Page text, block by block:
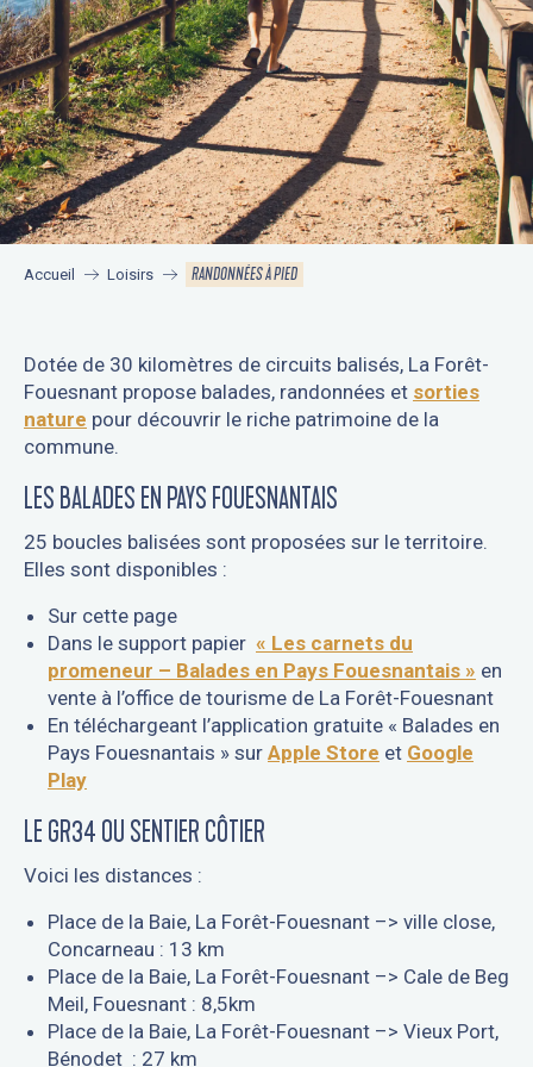
Accueil Loisirs RANDONNÉES À PIED
Dotée de 30 kilomètres de circuits balisés, La Forêt-
Fouesnant propose balades, randonnées et sorties
nature pour découvrir le riche patrimoine de la
commune.
LES BALADES EN PAYS FOUESNANTAIS
25 boucles balisées sont proposées sur le territoire.
Elles sont disponibles :
Sur cette page
Dans le support papier « Les carnets du
promeneur – Balades en Pays Fouesnantais » en
vente à l’office de tourisme de La Forêt-Fouesnant
En téléchargeant l’application gratuite « Balades en
Pays Fouesnantais » sur Apple Store et Google
Play
LE GR34 OU SENTIER CÔTIER
Voici les distances :
Place de la Baie, La Forêt-Fouesnant –> ville close,
Concarneau : 13 km
Place de la Baie, La Forêt-Fouesnant –> Cale de Beg
Meil, Fouesnant : 8,5km
Place de la Baie, La Forêt-Fouesnant –> Vieux Port,
Bénodet : 27 km